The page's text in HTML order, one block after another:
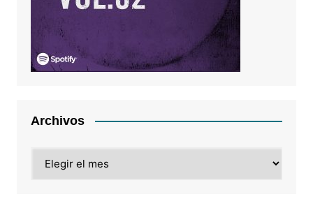
Archivos